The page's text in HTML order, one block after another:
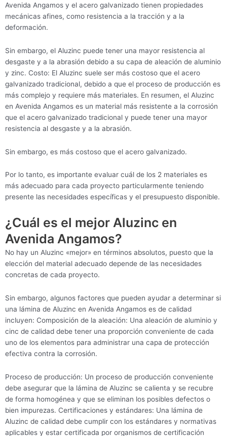
Avenida Angamos y el acero galvanizado tienen propiedades
mecánicas afines, como resistencia a la tracción y a la
deformación.
Sin embargo, el Aluzinc puede tener una mayor resistencia al
desgaste y a la abrasión debido a su capa de aleación de aluminio
y zinc. Costo: El Aluzinc suele ser más costoso que el acero
galvanizado tradicional, debido a que el proceso de producción es
más complejo y requiere más materiales. En resumen, el Aluzinc
en Avenida Angamos es un material más resistente a la corrosión
que el acero galvanizado tradicional y puede tener una mayor
resistencia al desgaste y a la abrasión.
Sin embargo, es más costoso que el acero galvanizado.
Por lo tanto, es importante evaluar cuál de los 2 materiales es
más adecuado para cada proyecto particularmente teniendo
presente las necesidades específicas y el presupuesto disponible.
¿Cuál es el mejor Aluzinc en
Avenida Angamos?
No hay un Aluzinc «mejor» en términos absolutos, puesto que la
elección del material adecuado depende de las necesidades
concretas de cada proyecto.
Sin embargo, algunos factores que pueden ayudar a determinar si
una lámina de Aluzinc en Avenida Angamos es de calidad
incluyen: Composición de la aleación: Una aleación de aluminio y
cinc de calidad debe tener una proporción conveniente de cada
uno de los elementos para administrar una capa de protección
efectiva contra la corrosión.
Proceso de producción: Un proceso de producción conveniente
debe asegurar que la lámina de Aluzinc se calienta y se recubre
de forma homogénea y que se eliminan los posibles defectos o
bien impurezas. Certificaciones y estándares: Una lámina de
Aluzinc de calidad debe cumplir con los estándares y normativas
aplicables y estar certificada por organismos de certificación